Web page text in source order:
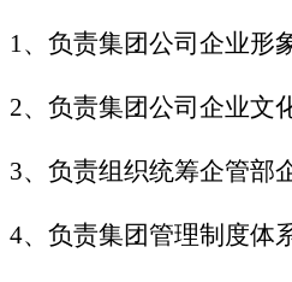
1、负责集团公司企业形
2、负责集团公司企业文
3、负责组织统筹企管部
4、负责集团管理制度体